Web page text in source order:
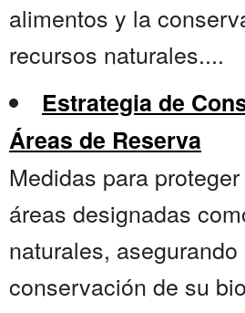
alimentos y la
recursos naturales....
Estrategia de
Áreas de Reserva
Medidas para
áreas designadas
naturales, asegurando
conservación de su